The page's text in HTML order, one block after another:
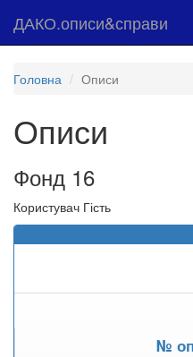
ДАКО.описи&справи
Головна Описи
Описи
Фонд 16
Користувач Гість
№